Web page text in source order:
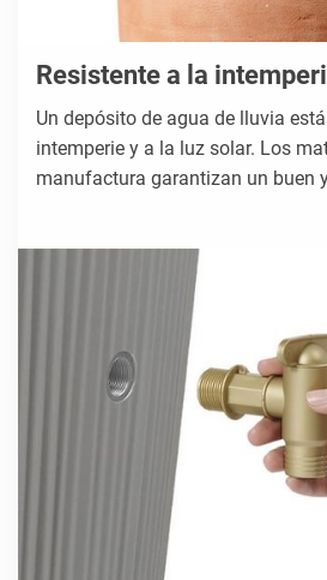
Resistente a la
Un depósito de agua de lluvia
intemperie y a la luz solar. Los
manufactura garantizan un buen